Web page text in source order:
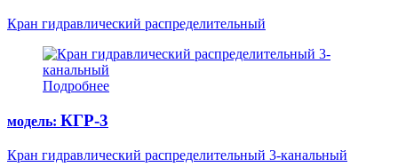
Кран гидравлический распределительный
Подробнее
модель: КГР-3
Кран гидравлический распределительный 3-канальный